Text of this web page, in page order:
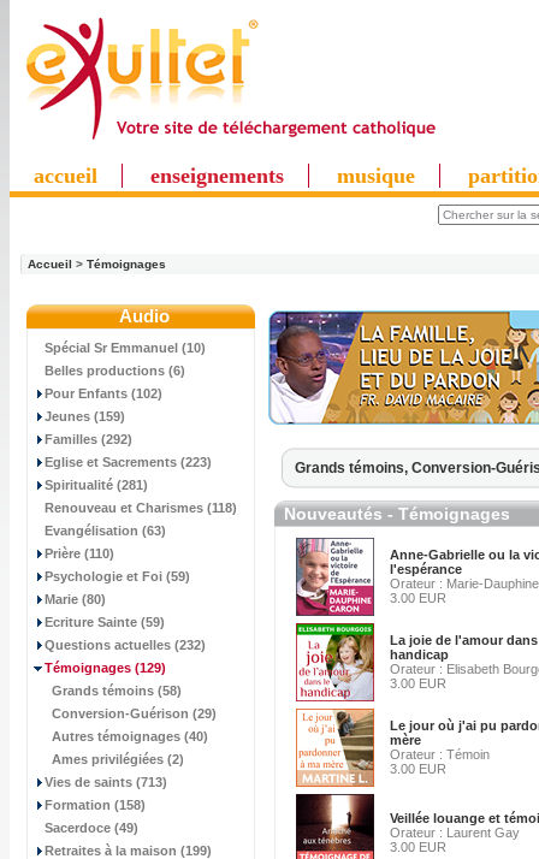
accueil enseignements musique
Accueil > Témoignages
Audio
Spécial Sr Emmanuel (10)
Belles productions (6)
Pour Enfants (102)
Jeunes (159)
Familles (292)
Eglise et Sacrements (223)
Spiritualité (281)
Renouveau et Charismes (118)
Evangélisation (63)
Prière (110)
Psychologie et Foi (59)
Marie (80)
Ecriture Sainte (59)
Questions actuelles (232)
Témoignages (129)
Grands témoins (58)
Conversion-Guérison (29)
Autres témoignages (40)
Ames privilégiées (2)
Vies de saints (713)
Formation (158)
Sacerdoce (49)
Retraites à la maison (199)
Grands témoins, Conversion-
Nouveautés - Témoignages
Anne-Gabrielle ou la
l'espérance
Orateur : Marie-
3.00 EUR
La joie de l'amour
handicap
Orateur : Elisabeth
3.00 EUR
Le jour où j'ai pu
mère
Orateur : Témoin
3.00 EUR
Veillée louange et
Orateur : Laurent Gay
3.00 EUR